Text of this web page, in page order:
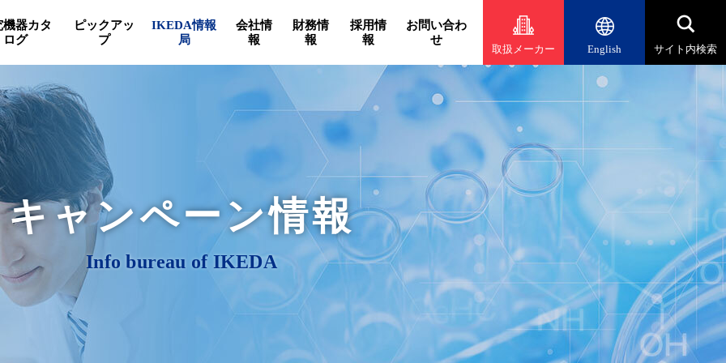
機器カタ
ログ
ピックアッ
プ
IKEDA情報
局
会社情
報
財務情
報
採用情
報
お問い合わ
せ
取扱メーカー English サイト内検索
キャンペーン情報